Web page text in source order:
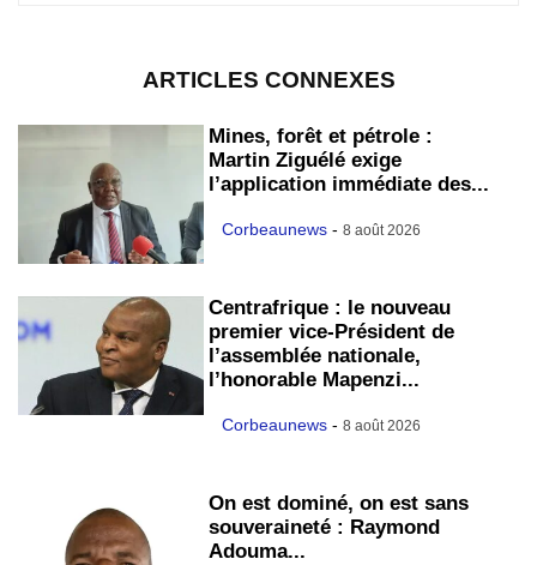
ARTICLES CONNEXES
Mines, forêt et pétrole :
Martin Ziguélé exige
l’application immédiate des...
Corbeaunews - 8 août 2026
Centrafrique : le nouveau
premier vice-Président de
l’assemblée nationale,
l’honorable Mapenzi...
Corbeaunews - 8 août 2026
On est dominé, on est sans
souveraineté : Raymond
Adouma...